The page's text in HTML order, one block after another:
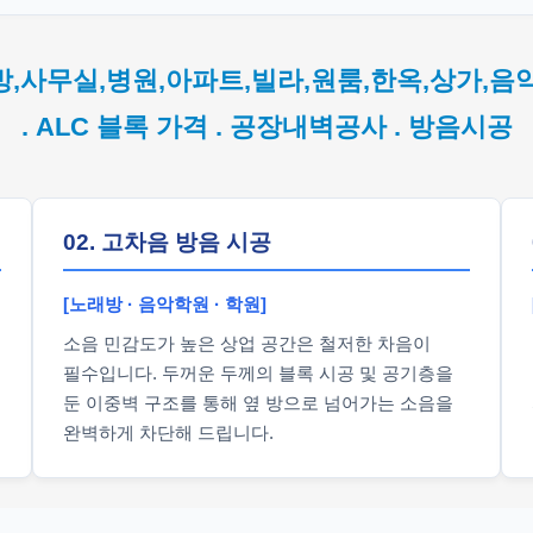
사무실,병원,아파트,빌라,원룸,한옥,상가,음
. ALC 블록 가격 . 공장내벽공사 . 방음시공
02. 고차음 방음 시공
[노래방 · 음악학원 · 학원]
소음 민감도가 높은 상업 공간은 철저한 차음이
필수입니다. 두꺼운 두께의 블록 시공 및 공기층을
둔 이중벽 구조를 통해 옆 방으로 넘어가는 소음을
완벽하게 차단해 드립니다.